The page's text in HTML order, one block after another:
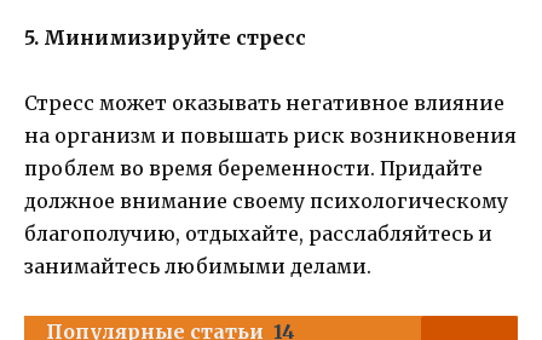
5. Минимизируйте стресс
Стресс может оказывать негативное влияние
на организм и повышать риск возникновения
проблем во время беременности. Придайте
должное внимание своему психологическому
благополучию, отдыхайте, расслабляйтесь и
занимайтесь любимыми делами.
Популярные статьи 14